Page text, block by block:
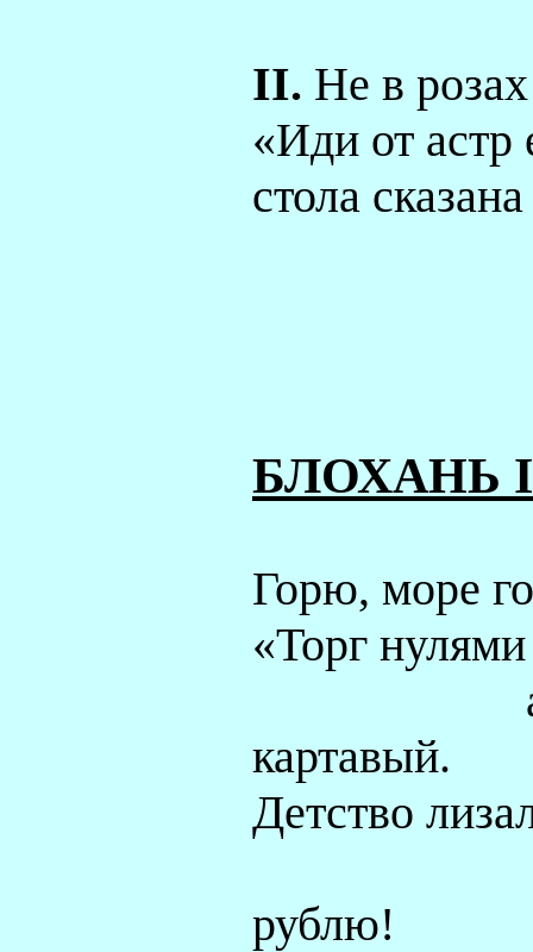
II. Не в
«Иди от астр
стола
БЛОХАНЬ I
Горю, море
«Торг
картавый.
Детство
рублю!